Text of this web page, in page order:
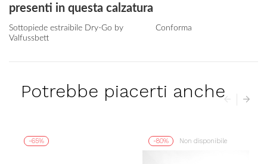
presenti in questa calzatura
Sottopiede estraibile Dry-Go by
Valfussbett
Conforma
Potrebbe piacerti anche
-65% -80% Non disponibile